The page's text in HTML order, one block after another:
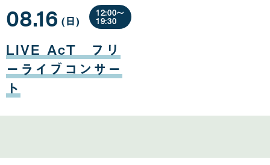
LIVE AcT フリ
ーライブコンサー
ト
08.16
月
16
日
(日曜
日
)
12:00〜
19:30